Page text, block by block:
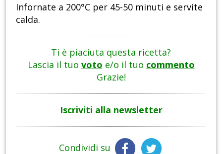
Infornate a 200°C per 45-50 minuti e servite
calda.
Ti è piaciuta questa ricetta?
Lascia il tuo voto e/o il tuo commento
Grazie!
Iscriviti alla newsletter
Condividi su